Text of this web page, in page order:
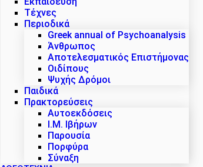
Τέχνες
Περιοδικά
Greek annual of Psychoanalysis
Άνθρωπος
Αποτελεσματικός Επιστήμονας
Οιδίπους
Ψυχής Δρόμοι
Παιδικά
Πρακτoρεύσεις
Αυτοεκδόσεις
Ι.Μ. Ιβήρων
Παρουσία
Πορφύρα
Σύναξη